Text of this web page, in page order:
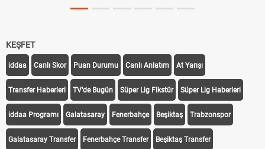
KEŞFET
iddaa Canlı Skor Puan Durumu Canlı Anlatım At Yarışı
Transfer Haberleri TV'de Bugün Süper Lig Fikstür Süper Lig Haberleri
iddaa Programı Galatasaray Fenerbahçe Beşiktaş Trabzonspor
Galatasaray Transfer Fenerbahçe Transfer Beşiktaş Transfer